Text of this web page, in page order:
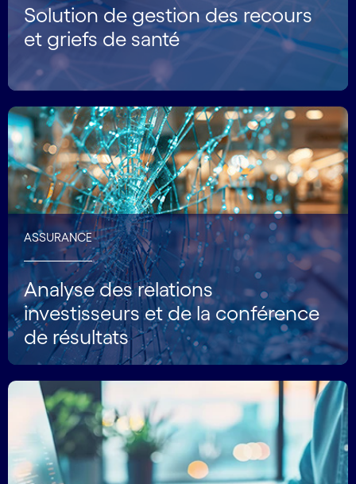
Solution de gestion des recours
et griefs de santé
ASSURANCE
Analyse des relations
investisseurs et de la conférence
de résultats